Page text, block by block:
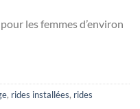
les femmes d’environ
, rides installées, rides